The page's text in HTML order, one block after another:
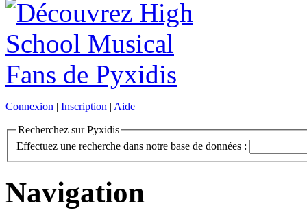
Connexion | Inscription | Aide
Recherchez sur Pyxidis
Effectuez une recherche dans notre base de données :
Navigation